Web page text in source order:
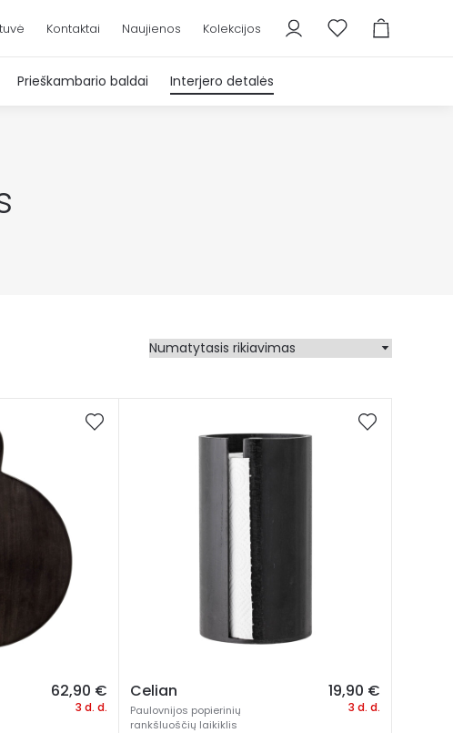
Kontaktai Naujienos Kolekcijos
Prieškambario baldai Interjero detalės
62,90 €
3 d. d.
Celian
Paulovnijos popierinių
rankšluoščių laikiklis
19,90 €
3 d. d.